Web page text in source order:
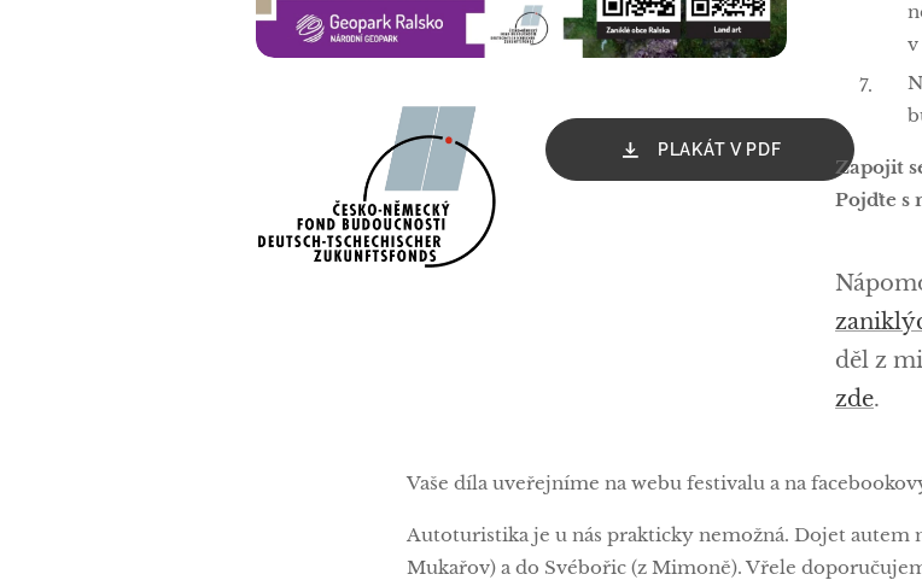
PLAKÁT V PDF
v
Zapojit
Pojďte s
děl z
zde.
Vaše díla uveřejníme na webu festivalu a na
Autoturistika je u nás prakticky nemožná. Dojet autem
Mukařov) a do Svébořic (z Mimoně). Vřele